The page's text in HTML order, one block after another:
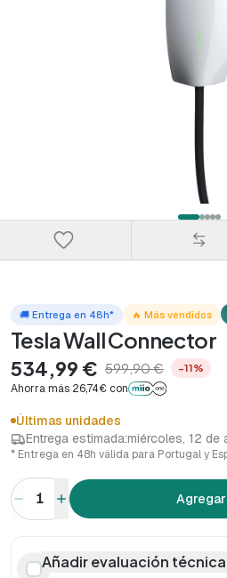
🚚 Entrega en 48h* 🔥 Más vendidos
Tesla Wall Connector
534,99 € 599,90 € −11%
Ahorra más 26,74€ con
Últimas unidades
Entrega estimada:miércoles, 12 de
* Entrega en 48h válida para Portugal y
1
Añadir evaluación